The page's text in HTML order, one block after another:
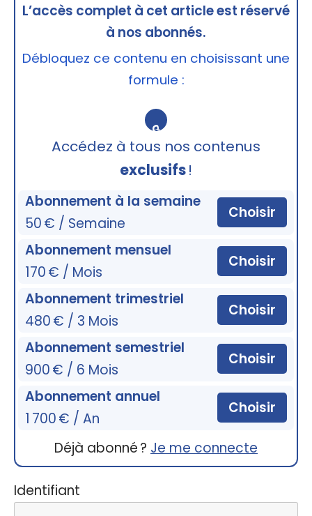
L’accès complet à cet article est réservé
à nos abonnés.
Débloquez ce contenu en choisissant une
formule :
🔒
Accédez à tous nos contenus
exclusifs!
Abonnement à la semaine
50 € / Semaine
Choisir
Abonnement mensuel
170 € / Mois
Choisir
Abonnement trimestriel
480 € / 3 Mois
Choisir
Abonnement semestriel
900 € / 6 Mois
Choisir
Abonnement annuel
1 700 € / An
Choisir
Déjà abonné ? Je me connecte
Identifiant